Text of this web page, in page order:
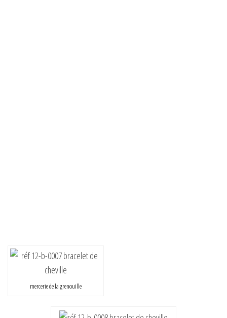
mercerie de la grenouille